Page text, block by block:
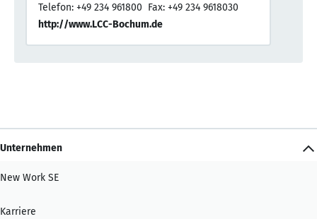
Telefon: +49 234 961800 Fax: +49 234 9618030
http://www.LCC-Bochum.de
Unternehmen
New Work SE
Karriere